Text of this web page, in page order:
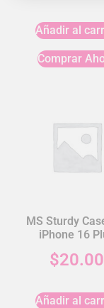
Añadir al
Comprar
MS Sturdy
iPhone 16
$20.00
Añadir al